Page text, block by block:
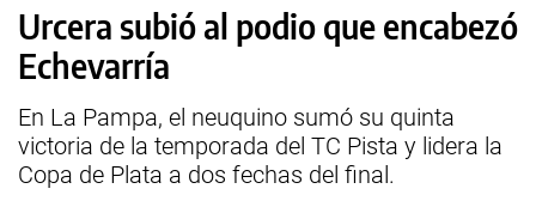
Urcera subió al podio que encabezó
Echevarría
En La Pampa, el neuquino sumó su quinta
victoria de la temporada del TC Pista y lidera la
Copa de Plata a dos fechas del final.